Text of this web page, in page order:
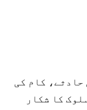
حادثے، کام کی
کا شکار